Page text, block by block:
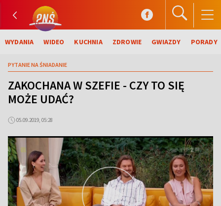
WYDANIA WIDEO KUCHNIA ZDROWIE GWIAZDY PORADY
PYTANIE NA ŚNIADANIE
ZAKOCHANA W SZEFIE - CZY TO SIĘ
MOŻE UDAĆ?
05.09.2019, 05:28